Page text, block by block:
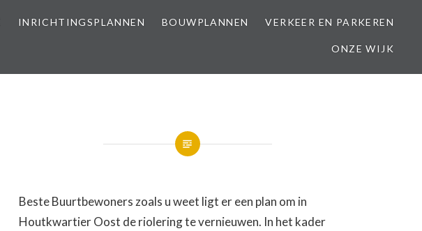
INRICHTINGSPLANNEN BOUWPLANNEN VERKEER EN PARKEREN
ONZE WIJK
Beste Buurtbewoners zoals u weet ligt er een plan om in
Houtkwartier Oost de riolering te vernieuwen. In het kader